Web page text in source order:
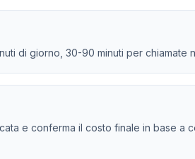
di giorno, 30-90 minuti per chiamate
e conferma il costo finale in base a